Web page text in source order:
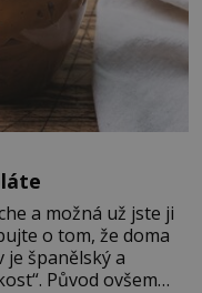
a možná už jste ji
o tom, že doma
je španělský a
Původ ovšem